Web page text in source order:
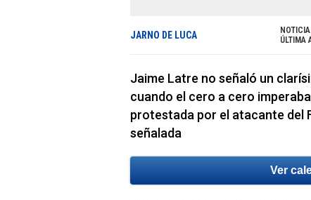
JARNO DE LUCA
ÚLTIMA
Jaime Latre no señaló un
cuando el cero a cero
protestada por el atacante del
señalada
Ver